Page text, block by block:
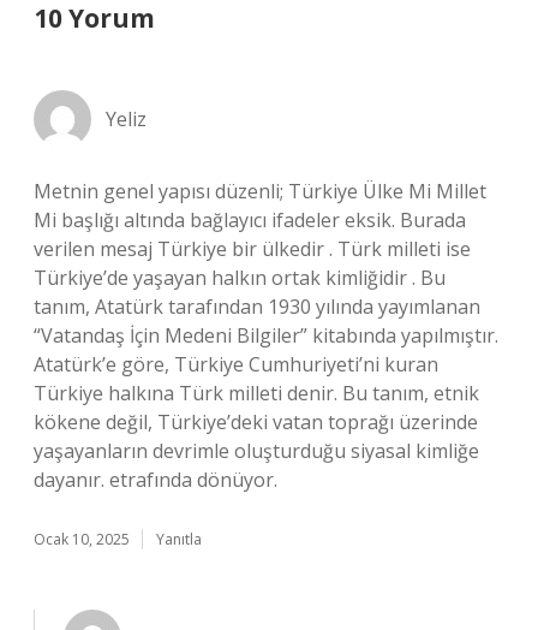
10 Yorum
Yeliz
Metnin genel yapısı düzenli; Türkiye Ülke Mi Millet
Mi başlığı altında bağlayıcı ifadeler eksik. Burada
verilen mesaj Türkiye bir ülkedir . Türk milleti ise
Türkiye’de yaşayan halkın ortak kimliğidir . Bu
tanım, Atatürk tarafından 1930 yılında yayımlanan
“Vatandaş İçin Medeni Bilgiler” kitabında yapılmıştır.
Atatürk’e göre, Türkiye Cumhuriyeti’ni kuran
Türkiye halkına Türk milleti denir. Bu tanım, etnik
kökene değil, Türkiye’deki vatan toprağı üzerinde
yaşayanların devrimle oluşturduğu siyasal kimliğe
dayanır. etrafında dönüyor.
Ocak 10, 2025 Yanıtla